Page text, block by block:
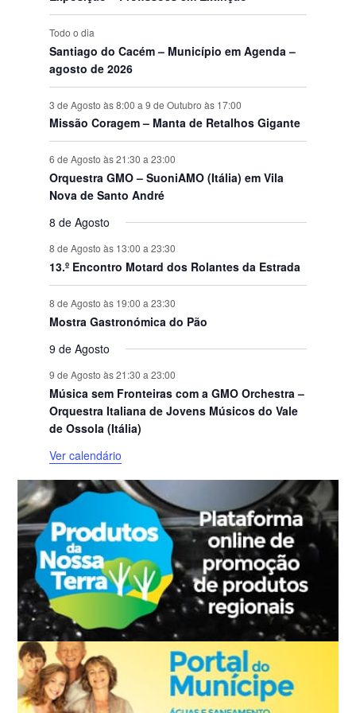
s
Todo o dia
Santiago do Cacém – Município em Agenda –
agosto de 2026
3 de Agosto às 8:00 a 9 de Outubro às 17:00
Missão Coragem – Manta de Retalhos Gigante
6 de Agosto às 21:30 a 23:00
Orquestra GMO – SuoniAMO (Itália) em Vila
Nova de Santo André
8 de Agosto
8 de Agosto às 13:00 a 23:30
13.º Encontro Motard dos Rolantes da Estrada
8 de Agosto às 19:00 a 23:30
Mostra Gastronómica do Pão
9 de Agosto
9 de Agosto às 21:30 a 23:00
Música sem Fronteiras com a GMO Orchestra –
Orquestra Italiana de Jovens Músicos do Vale
de Ossola (Itália)
Ver calendário